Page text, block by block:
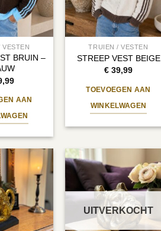
BRUIN –
AAN
TRUIEN / VESTEN
STREEP VEST BEIGE
€ 39,99
TOEVOEGEN AAN
WINKELWAGEN
UITVERKOCHT